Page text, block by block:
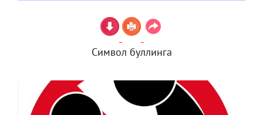
Символ буллинга